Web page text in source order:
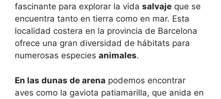
fascinante para explorar la vida salvaje que se
encuentra tanto en tierra como en mar. Esta
localidad costera en la provincia de Barcelona
ofrece una gran diversidad de hábitats para
numerosas especies animales.
En las dunas de arena podemos encontrar
aves como la gaviota patiamarilla, que anida en